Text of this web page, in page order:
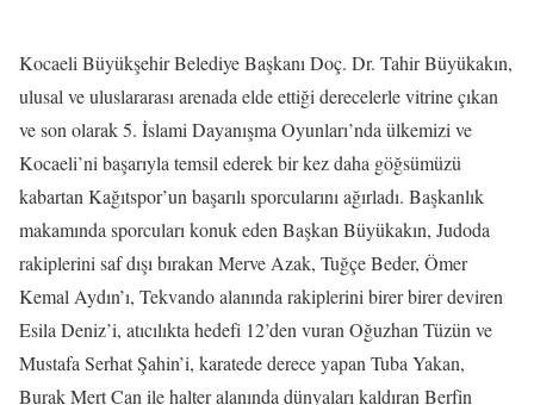
Kocaeli Büyükşehir Belediye Başkanı Doç. Dr. Tahir Büyükakın,
ulusal ve uluslararası arenada elde ettiği derecelerle vitrine çıkan
ve son olarak 5. İslami Dayanışma Oyunları’nda ülkemizi ve
Kocaeli’ni başarıyla temsil ederek bir kez daha göğsümüzü
kabartan Kağıtspor’un başarılı sporcularını ağırladı. Başkanlık
makamında sporcuları konuk eden Başkan Büyükakın, Judoda
rakiplerini saf dışı bırakan Merve Azak, Tuğçe Beder, Ömer
Kemal Aydın’ı, Tekvando alanında rakiplerini birer birer deviren
Esila Deniz’i, atıcılıkta hedefi 12’den vuran Oğuzhan Tüzün ve
Mustafa Serhat Şahin’i, karatede derece yapan Tuba Yakan,
Burak Mert Can ile halter alanında dünyaları kaldıran Berfin